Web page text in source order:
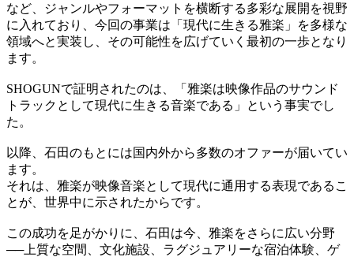
など、ジャンルやフォーマットを横断する多彩な展開を視野
に入れており、今回の事業は「現代に生きる雅楽」を多様な
領域へと実装し、その可能性を広げていく最初の一歩となり
ます。
SHOGUNで証明されたのは、「雅楽は映像作品のサウンド
トラックとして現代に生きる音楽である」という事実でし
た。
以降、石田のもとには国内外から多数のオファーが届いてい
ます。
それは、雅楽が映像音楽として現代に通用する表現であるこ
とが、世界中に示されたからです。
この成功を足がかりに、石田は今、雅楽をさらに広い分野
──上質な空間、文化施設、ラグジュアリーな宿泊体験、ゲ